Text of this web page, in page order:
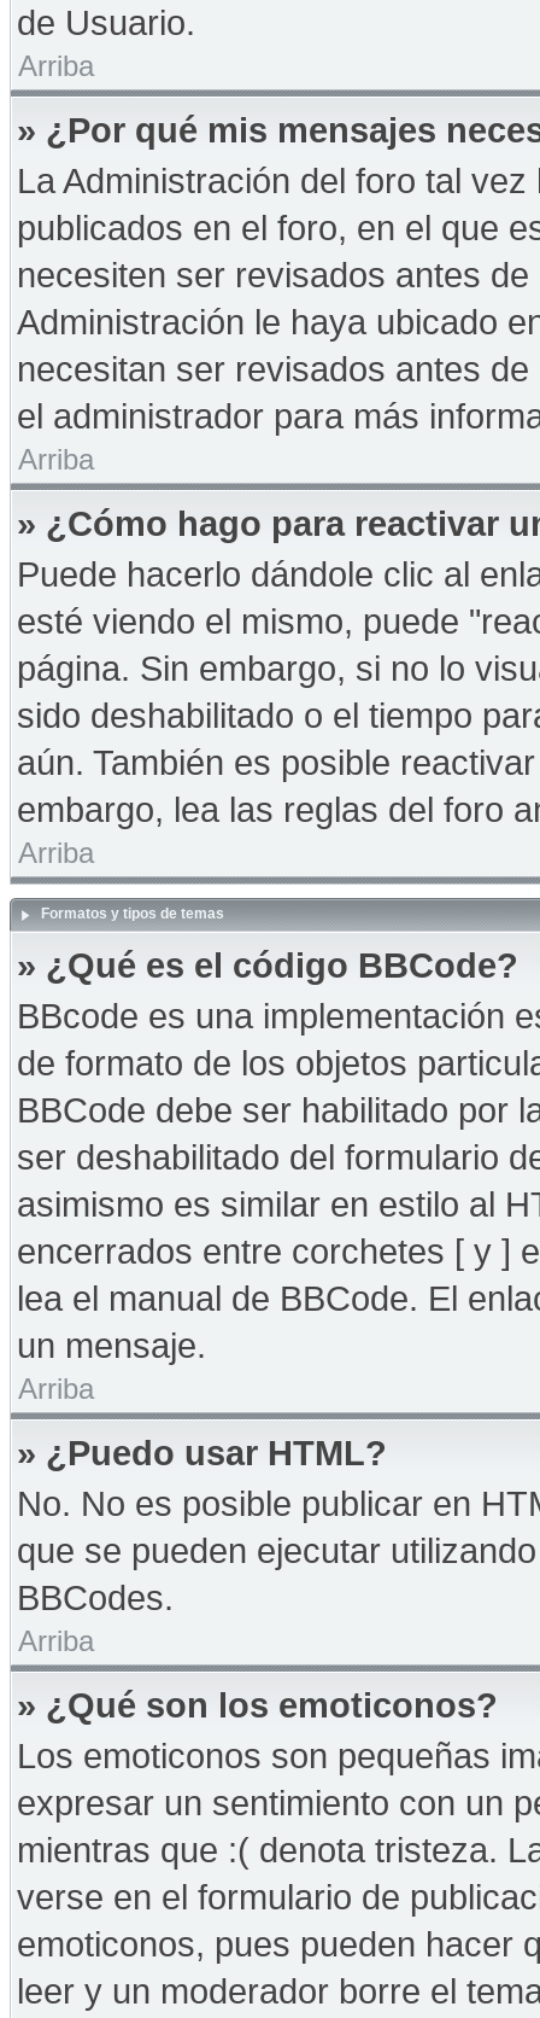
de Usuario.
Arriba
» ¿Por qué mis mensajes
La Administración del foro tal
publicados en el foro, en el que
necesiten ser revisados antes
Administración le haya ubicado
necesitan ser revisados antes
el administrador para más
Arriba
» ¿Cómo hago para reactivar
Puede hacerlo dándole clic al
esté viendo el mismo, puede
página. Sin embargo, si no lo
sido deshabilitado o el tiempo
aún. También es posible
embargo, lea las reglas del foro
Arriba
Formatos y tipos de temas
» ¿Qué es el código BBCode?
BBcode es una implementación
de formato de los objetos
BBCode debe ser habilitado por
ser deshabilitado del formulario
asimismo es similar en estilo al
encerrados entre corchetes [ y ]
lea el manual de BBCode. El
un mensaje.
Arriba
» ¿Puedo usar HTML?
No. No es posible publicar en
que se pueden ejecutar
BBCodes.
Arriba
» ¿Qué son los emoticonos?
Los emoticonos son pequeñas
expresar un sentimiento con un
mientras que :( denota tristeza.
verse en el formulario de
emoticonos, pues pueden hacer
leer y un moderador borre el